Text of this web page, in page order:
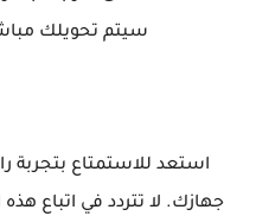
سيتم تحويلك
جهازك. لا تتردد في اتباع